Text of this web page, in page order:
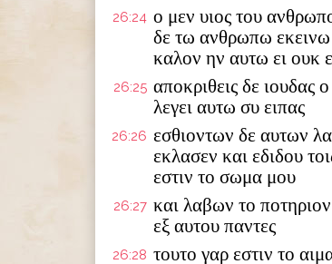
26:24 ο μεν υιος του
δε τω ανθρωπω εκεινω
καλον ην αυτω ει ουκ
26:25 αποκριθεις δε ιουδας
λεγει αυτω συ ειπας
26:26 εσθιοντων δε αυτων
εκλασεν και εδιδου
εστιν το σωμα μου
26:27 και λαβων το
εξ αυτου παντες
26:28 τουτο γαρ εστιν το